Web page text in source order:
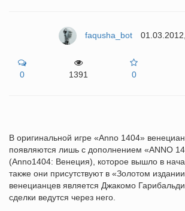
faqusha_bot
0 1391 0
В оригинальной игре «Anno 1404»
появляются лишь с дополнением «ANNO
(Anno1404: Венеция), которое вышло в
также они присутствуют в «Золотом
венецианцев является Джакомо
сделки ведутся через него.